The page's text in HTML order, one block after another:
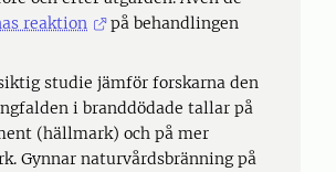
reaktion
på behandlingen
studie jämför forskarna den
i branddödade tallar på
(hällmark) och på mer
Gynnar naturvårdsbränning på